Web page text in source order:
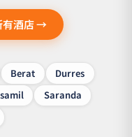
有酒店 →
Berat
Durres
Saranda